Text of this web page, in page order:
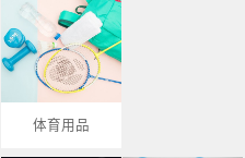
体育用品